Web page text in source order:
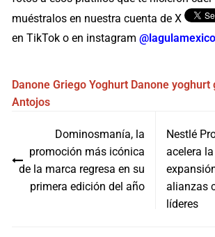
muéstralos en nuestra cuenta de X
en TikTok o en instagram@lagulamexico
Danone Griego Yoghurt Danone yoghurt
Antojos
entradas
Dominosmanía, la
promoción más icónica
de la marca regresa en su
primera edición del año
Nestlé
acelera
alianzas
líderes